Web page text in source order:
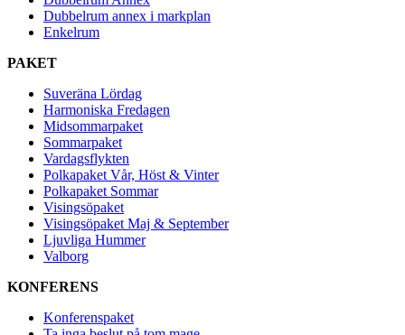
Dubbelrum annex i markplan
Enkelrum
PAKET
Suveräna Lördag
Harmoniska Fredagen
Midsommarpaket
Sommarpaket
Vardagsflykten
Polkapaket Vår, Höst & Vinter
Polkapaket Sommar
Visingsöpaket
Visingsöpaket Maj & September
Ljuvliga Hummer
Valborg
KONFERENS
Konferenspaket